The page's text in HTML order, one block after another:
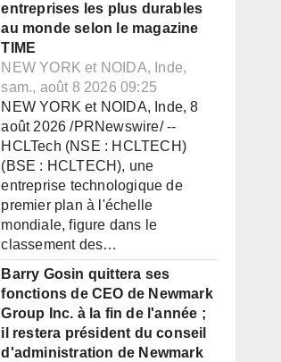
entreprises les plus durables
au monde selon le magazine
TIME
NEW YORK et NOIDA, Inde,
sam., août 8 2026 09:25
NEW YORK et NOIDA, Inde, 8
août 2026 /PRNewswire/ --
HCLTech (NSE : HCLTECH)
(BSE : HCLTECH), une
entreprise technologique de
premier plan à l'échelle
mondiale, figure dans le
classement des…
Barry Gosin quittera ses
fonctions de CEO de Newmark
Group Inc. à la fin de l'année ;
il restera président du conseil
d'administration de Newmark